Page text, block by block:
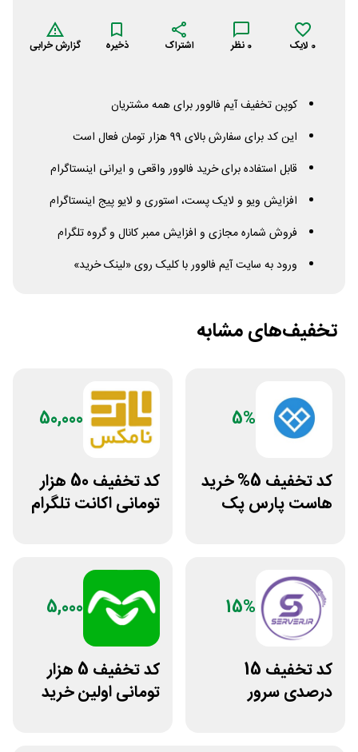
0 لایک 0 نظر اشتراک ذخیره گزارش خرابی
کوپن تخفیف آیم فالوور برای همه مشتریان
این کد برای سفارش بالای 99 هزار تومان فعال است
قابل استفاده برای خرید فالوور واقعی و ایرانی اینستاگرام
افزایش ویو و لایک پست، استوری و لایو پیج اینستاگرام
فروش شماره مجازی و افزایش ممبر کانال و گروه تلگرام
ورود به سایت آیم فالوور با کلیک روی «لینک خرید»
تخفیف‌های مشابه
5%
کد تخفیف 5% خرید
هاست پارس پک
50,000
کد تخفیف 50 هزار
تومانی اکانت تلگرام
15%
کد تخفیف 15
درصدی سرور
5,000
کد تخفیف 5 هزار
تومانی اولین خرید